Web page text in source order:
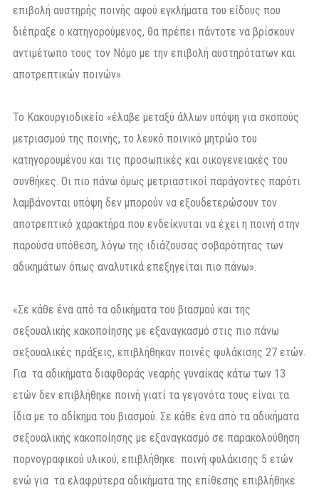
επιβολή αυστηρής ποινής αφού εγκλήματα του είδους που
διέπραξε ο κατηγορούμενος, θα πρέπει πάντοτε να βρίσκουν
αντιμέτωπο τους τον Νόμο με την επιβολή αυστηρότατων και
αποτρεπτικών ποινών».
Το Κακουργιοδικείο «έλαβε μεταξύ άλλων υπόψη για σκοπούς
μετριασμού της ποινής, το λευκό ποινικό μητρώο του
κατηγορουμένου και τις προσωπικές και οικογενειακές του
συνθήκες. Οι πιο πάνω όμως μετριαστικοί παράγοντες παρότι
λαμβάνονται υπόψη δεν μπορούν να εξουδετερώσουν τον
αποτρεπτικό χαρακτήρα που ενδείκνυται να έχει η ποινή στην
παρούσα υπόθεση, λόγω της ιδιάζουσας σοβαρότητας των
αδικημάτων όπως αναλυτικά επεξηγείται πιο πάνω».
«Σε κάθε ένα από τα αδικήματα του βιασμού και της
σεξουαλικής κακοποίησης με εξαναγκασμό στις πιο πάνω
σεξουαλικές πράξεις, επιβλήθηκαν ποινές φυλάκισης 27 ετών.
Για τα αδικήματα διαφθοράς νεαρής γυναίκας κάτω των 13
ετών δεν επιβλήθηκε ποινή γιατί τα γεγονότα τους είναι τα
ίδια με το αδίκημα του βιασμού. Σε κάθε ένα από τα αδικήματα
σεξουαλικής κακοποίησης με εξαναγκασμό σε παρακολούθηση
πορνογραφικού υλικού, επιβλήθηκε ποινή φυλάκισης 5 ετών
ενώ για τα ελαφρύτερα αδικήματα της επίθεσης επιβλήθηκε